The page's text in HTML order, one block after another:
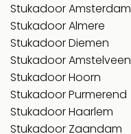
Stukadoor Amsterdam
Stukadoor Almere
Stukadoor Diemen
Stukadoor Amstelveen
Stukadoor Hoorn
Stukadoor Purmerend
Stukadoor Haarlem
Stukadoor Zaandam